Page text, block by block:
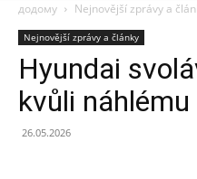
додому Nejnovější zprávy a
Nejnovější zprávy a články
Hyundai
kvůli
26.05.2026